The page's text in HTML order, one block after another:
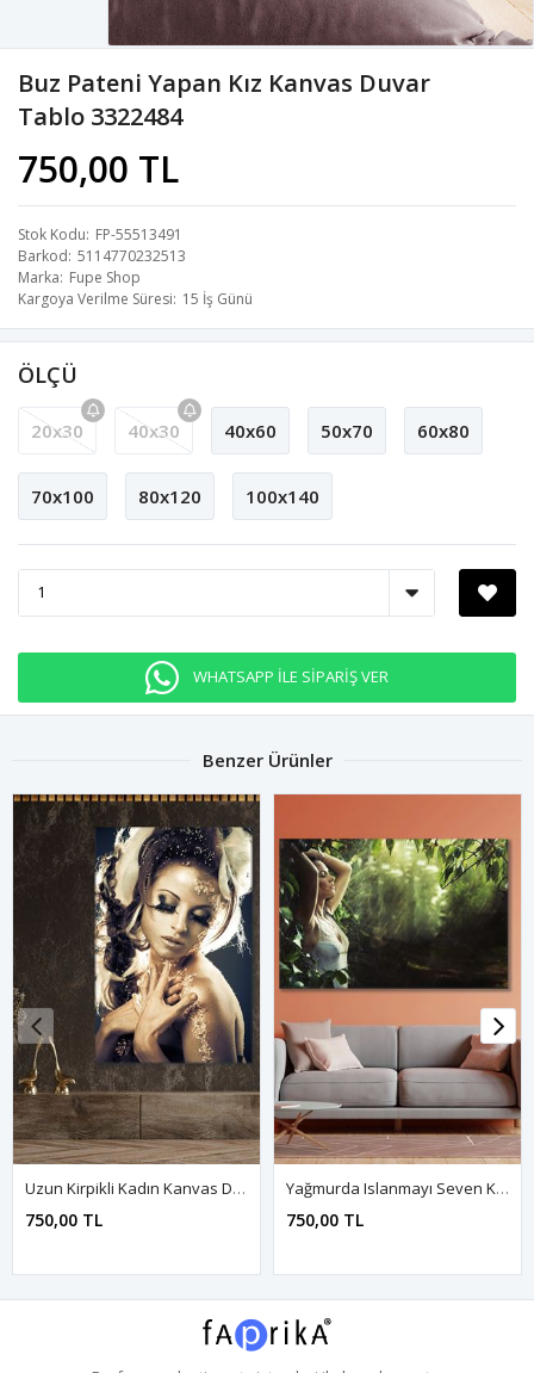
Buz Pateni Yapan Kız Kanvas Duvar
Tablo 3322484
750,00 TL
Stok Kodu FP-55513491
Barkod 5114770232513
Marka Fupe Shop
Kargoya Verilme Süresi 15 İş Günü
ÖLÇÜ
20x30 40x30 40x60 50x70 60x80
70x100 80x120 100x140
WHATSAPP İLE SİPARİŞ VER
Benzer Ürünler
Uzun Kirpikli Kadın Kanvas Duvar Tablo 3322744
750,00 TL
Yağmurda Islanmayı Seven Kadın Kanvas Duvar Tablo 3322336
750,00 TL